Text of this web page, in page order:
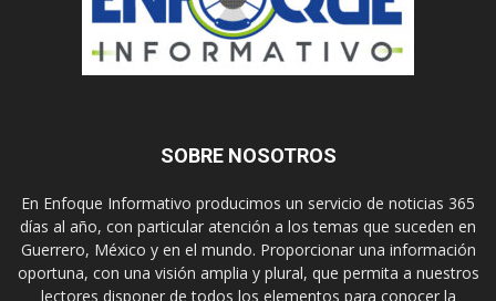
SOBRE NOSOTROS
En Enfoque Informativo producimos un servicio de noticias 365
días al año, con particular atención a los temas que suceden en
Guerrero, México y en el mundo. Proporcionar una información
oportuna, con una visión amplia y plural, que permita a nuestros
lectores disponer de todos los elementos para conocer la